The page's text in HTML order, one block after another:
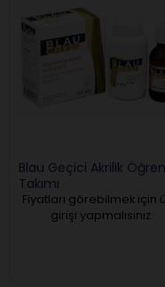
Blau Geçici Akrilik
Takımı
Fiyatları görebilmek için
girişi yapmalısınız.